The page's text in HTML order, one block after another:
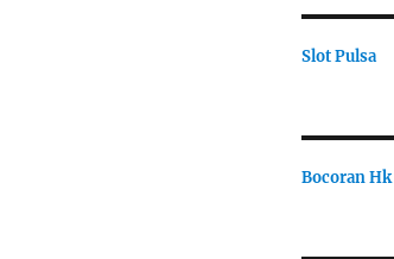
Slot Pulsa
Bocoran Hk